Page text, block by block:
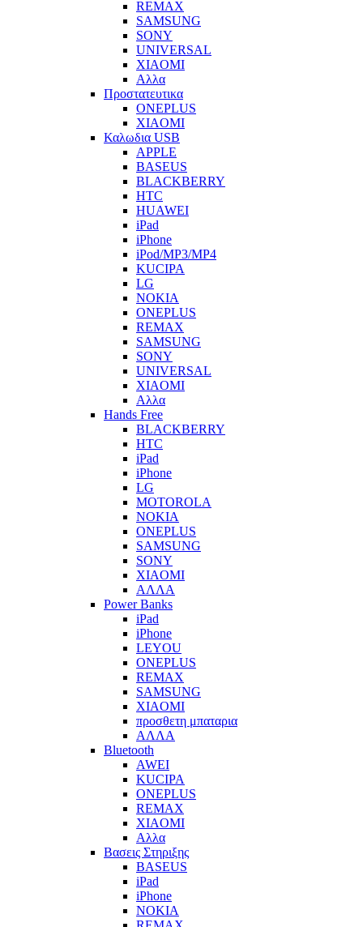
REMAX
SAMSUNG
SONY
UNIVERSAL
XIAOMI
Αλλα
Προστατευτικα
ONEPLUS
XIAOMI
Καλωδια USB
APPLE
BASEUS
BLACKBERRY
HTC
HUAWEI
iPad
iPhone
iPod/MP3/MP4
KUCIPA
LG
NOKIA
ONEPLUS
REMAX
SAMSUNG
SONY
UNIVERSAL
XIAOMI
Αλλα
Hands Free
BLACKBERRY
HTC
iPad
iPhone
LG
MOTOROLA
NOKIA
ONEPLUS
SAMSUNG
SONY
XIAOMI
ΑΛΛΑ
Power Banks
iPad
iPhone
LEYOU
ONEPLUS
REMAX
SAMSUNG
XIAOMI
προσθετη μπαταρια
ΑΛΛΑ
Bluetooth
AWEI
KUCIPA
ONEPLUS
REMAX
XIAOMI
Αλλα
Βασεις Στηριξης
BASEUS
iPad
iPhone
NOKIA